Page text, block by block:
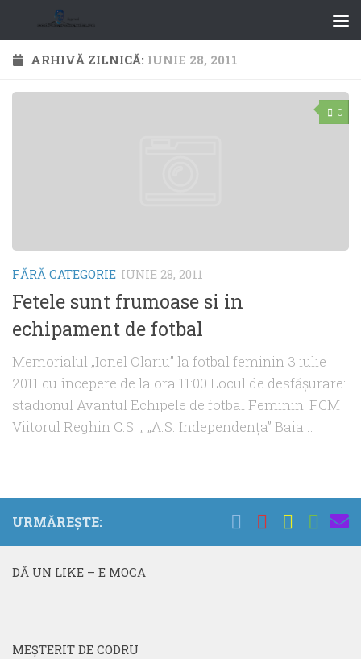
ARHIVĂ ZILNICĂ: IUNIE 28, 2011
0
FĂRĂ CATEGORIE IUNIE 28, 2011
Fetele sunt frumoase si in
echipament de fotbal
Memorialul „Ionel Olariu” la fotbal feminin 3 iulie
2011 cu începere de la ora 11:00 Locul de desfăşurare:
stadionul Avantul Echipele de fotbal Feminin: FCM
Viitorul Reghin C.S. „ „A.S. Independenţa” Baia...
URMĂREȘTE:
DĂ UN LIKE – E MOCA
MEŞTERIT DE CODRU